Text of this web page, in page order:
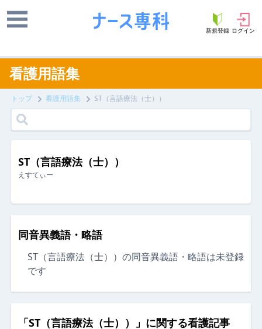
新規登録 ログイン
看護用語集
トップ 看護用語集 ST（言語療法（士））
ST（言語療法（士））
えすてぃー
同音異義語・略語
ST（言語療法（士））の同音異義語・略語は未登録
です
「ST（言語療法（士））」に関する看護記事